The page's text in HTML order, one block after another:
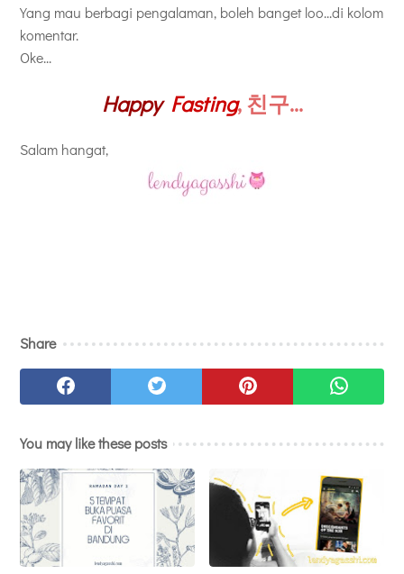
Yang mau berbagi pengalaman, boleh banget loo...di kolom
komentar.
Oke...
Happy Fasting, 친구...
Salam hangat,
Share
You may like these posts